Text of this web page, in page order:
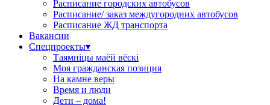
Расписание городских автобусов
Расписание/ заказ междугородних автобусов
Расписание ЖД транспорта
Вакансии
Спецпроекты▾
Таямніцы маёй вёскі
Моя гражданская позиция
На камне веры
Время и люди
Дети – дома!